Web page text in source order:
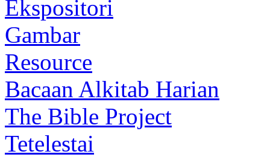
Ekspositori
Gambar
Resource
Bacaan Alkitab Harian
The Bible Project
Tetelestai